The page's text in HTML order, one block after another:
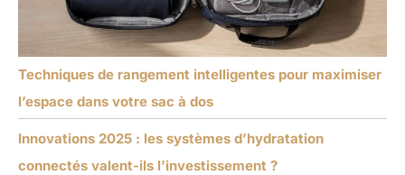
Techniques de rangement intelligentes pour maximiser
l’espace dans votre sac à dos
Innovations 2025 : les systèmes d’hydratation
connectés valent-ils l’investissement ?